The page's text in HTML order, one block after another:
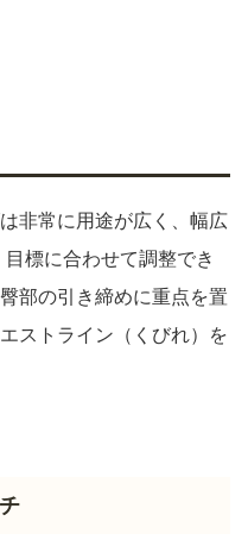
非常に用途が広く、幅広
標に合わせて調整でき
部の引き締めに重点を置
ストライン（くびれ）を